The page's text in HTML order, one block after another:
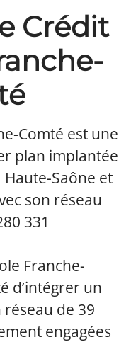
Crédit
Comté est une
plan implantée
Haute-Saône et
son réseau
331
Franche-
d’intégrer un
de 39
engagées